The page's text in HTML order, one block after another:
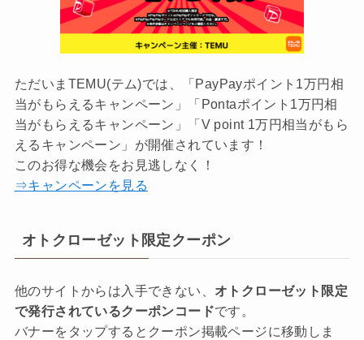
ただいまTEMU(テム)では、「PayPayポイント1万円相
当がもらえるキャンペーン」「Pontaポイント1万円相
当がもらえるキャンペーン」「V point 1万円相当がもら
えるキャンペーン」が開催されています！
このお得な機会をお見逃しなく！
⇒キャンペーンを見る
オトクローゼット限定クーポン
他のサイトからは入手できない、 オトクローゼット限定
で発行されているクーポンコードです。
バナーをタップするとクーポン掲載ページに移動しま